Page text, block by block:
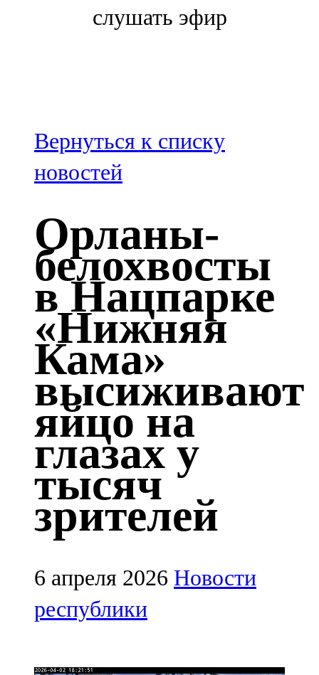
100,3 FM
Зәй
106,6 FM
Кадыбаш
105,2 FM
Казан
91,5 FM
Кайбыч
106,1 FM
Кама тамагы
71,51 FM
Кукмара
107,9 FM
Лениногорский
102,1 FM
Мамадыш
106,2 FM
Минзәлә
слушать эфир
Вернуться к списку
новостей
Орланы-
белохвосты
в Нацпарке
«Нижняя
Кама»
высиживают
яйцо на
глазах у
тысяч
зрителей
6 апреля 2026 Новости
республики